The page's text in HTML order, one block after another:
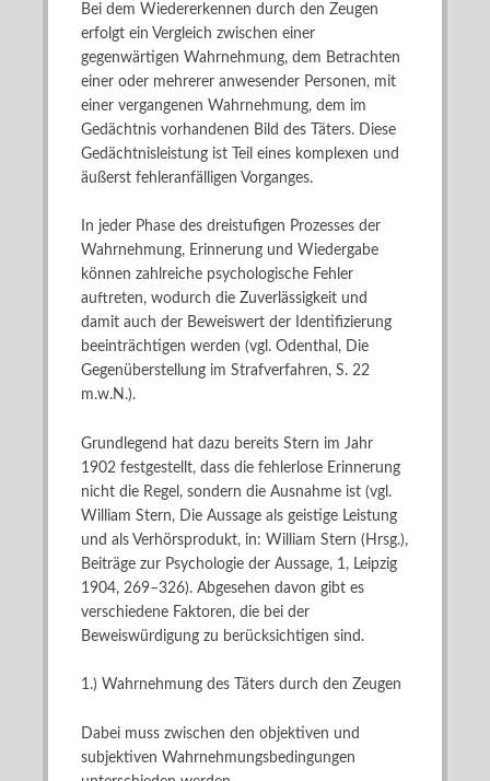
Bei dem Wiedererkennen durch den Zeugen
erfolgt ein Vergleich zwischen einer
gegenwärtigen Wahrnehmung, dem Betrachten
einer oder mehrerer anwesender Personen, mit
einer vergangenen Wahrnehmung, dem im
Gedächtnis vorhandenen Bild des Täters. Diese
Gedächtnisleistung ist Teil eines komplexen und
äußerst fehleranfälligen Vorganges.
In jeder Phase des dreistufigen Prozesses der
Wahrnehmung, Erinnerung und Wiedergabe
können zahlreiche psychologische Fehler
auftreten, wodurch die Zuverlässigkeit und
damit auch der Beweiswert der Identifizierung
beeinträchtigen werden (vgl. Odenthal, Die
Gegenüberstellung im Strafverfahren, S. 22
m.w.N.).
Grundlegend hat dazu bereits Stern im Jahr
1902 festgestellt, dass die fehlerlose Erinnerung
nicht die Regel, sondern die Ausnahme ist (vgl.
William Stern, Die Aussage als geistige Leistung
und als Verhörsprodukt, in: William Stern (Hrsg.),
Beiträge zur Psychologie der Aussage, 1, Leipzig
1904, 269–326). Abgesehen davon gibt es
verschiedene Faktoren, die bei der
Beweiswürdigung zu berücksichtigen sind.
1.) Wahrnehmung des Täters durch den Zeugen
Dabei muss zwischen den objektiven und
subjektiven Wahrnehmungsbedingungen